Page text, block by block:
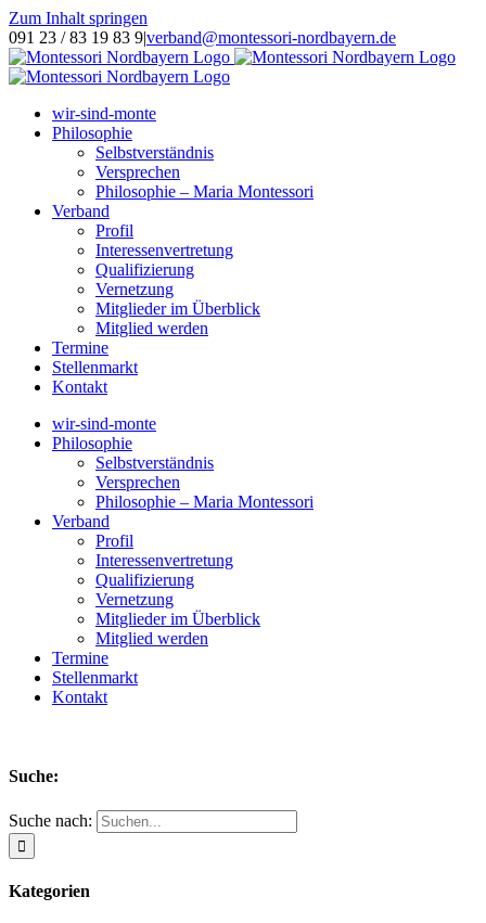
Zum Inhalt springen
091 23 / 83 19 83 9|verband@montessori-nordbayern.de
wir-sind-monte
Philosophie
Selbstverständnis
Versprechen
Philosophie – Maria Montessori
Verband
Profil
Interessenvertretung
Qualifizierung
Vernetzung
Mitglieder im Überblick
Mitglied werden
Termine
Stellenmarkt
Kontakt
wir-sind-monte
Philosophie
Selbstverständnis
Versprechen
Philosophie – Maria Montessori
Verband
Profil
Interessenvertretung
Qualifizierung
Vernetzung
Mitglieder im Überblick
Mitglied werden
Termine
Stellenmarkt
Kontakt
Suche:
Suche nach:
Kategorien